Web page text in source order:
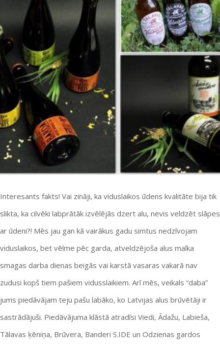
Interesants fakts! Vai zināji, ka viduslaikos ūdens kvalitāte bija tik
slikta, ka cilvēki labprātāk izvēlējās dzert alu, nevis veldzēt slāpes
ar ūdeni?! Mēs jau gan kā vairākus gadu simtus nedzīvojam
viduslaikos, bet vēlme pēc garda, atveldzējoša alus malka
smagas darba dienas beigās vai karstā vasaras vakarā nav
zudusi kopš tiem pašiem vidusslaikiem. Arī mēs, veikals “daba”
jums piedāvājam teju pašu labāko, ko Latvijas alus brūvētāji ir
sastrādājuši. Piedāvājuma klāstā atradīsi Viedi, Ādažu, Labieša,
Tālavas ķēniņa, Brūvera, Banderi S.IDE un Odzienas gardos